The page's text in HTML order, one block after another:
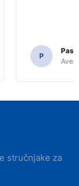
P
Avec
stručnjake za